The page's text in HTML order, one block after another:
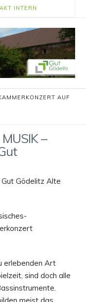
INTERN
AUF
–
Gut Gödelitz Alte
erlebenden Art
sind doch alle